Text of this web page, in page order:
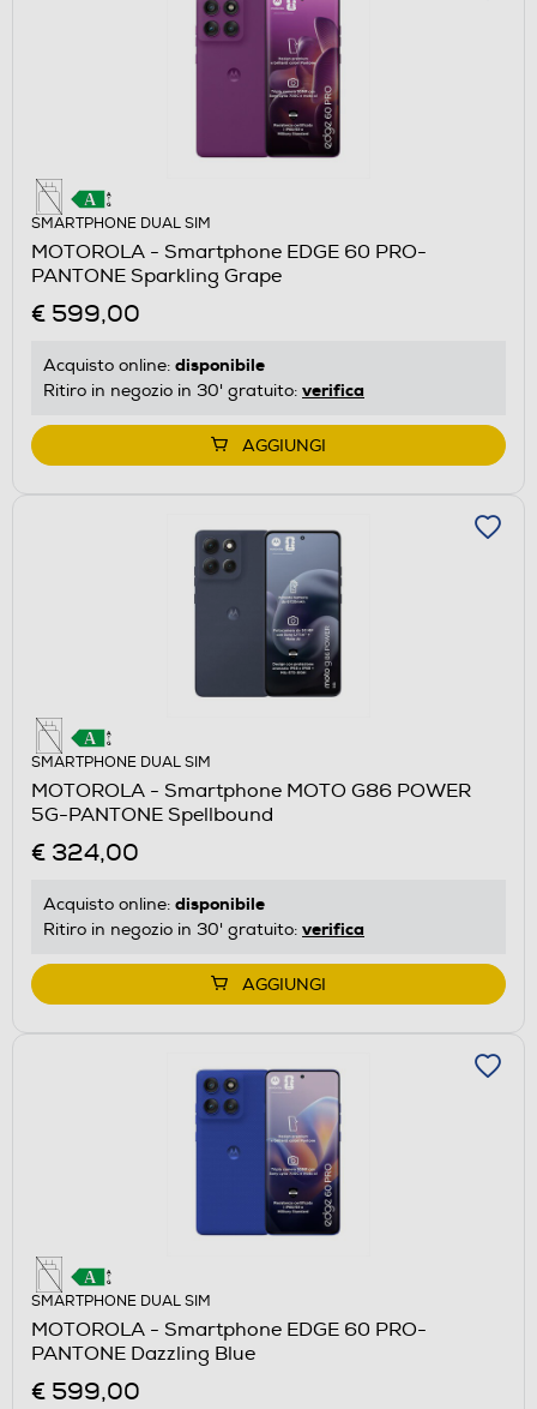
SMARTPHONE DUAL SIM
MOTOROLA - Smartphone EDGE 60 PRO-
PANTONE Sparkling Grape
€ 599,00
Acquisto online: disponibile
Ritiro in negozio in 30' gratuito: verifica
AGGIUNGI
SMARTPHONE DUAL SIM
MOTOROLA - Smartphone MOTO G86 POWER
5G-PANTONE Spellbound
€ 324,00
Acquisto online: disponibile
Ritiro in negozio in 30' gratuito: verifica
AGGIUNGI
SMARTPHONE DUAL SIM
MOTOROLA - Smartphone EDGE 60 PRO-
PANTONE Dazzling Blue
€ 599,00